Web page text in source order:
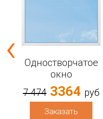
Одностворчатое
окно
7 4743364 руб
Заказать
‹